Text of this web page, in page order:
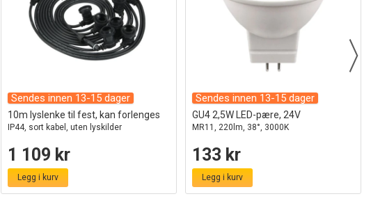
Sendes innen 13-15 dager
10m lyslenke til fest, kan forlenges
IP44, sort kabel, uten lyskilder
1 109 kr
Legg i kurv
Sendes innen 13-15 dager
GU4 2,5W LED-pære, 24V
MR11, 220lm, 38°, 3000K
133 kr
Legg i kurv